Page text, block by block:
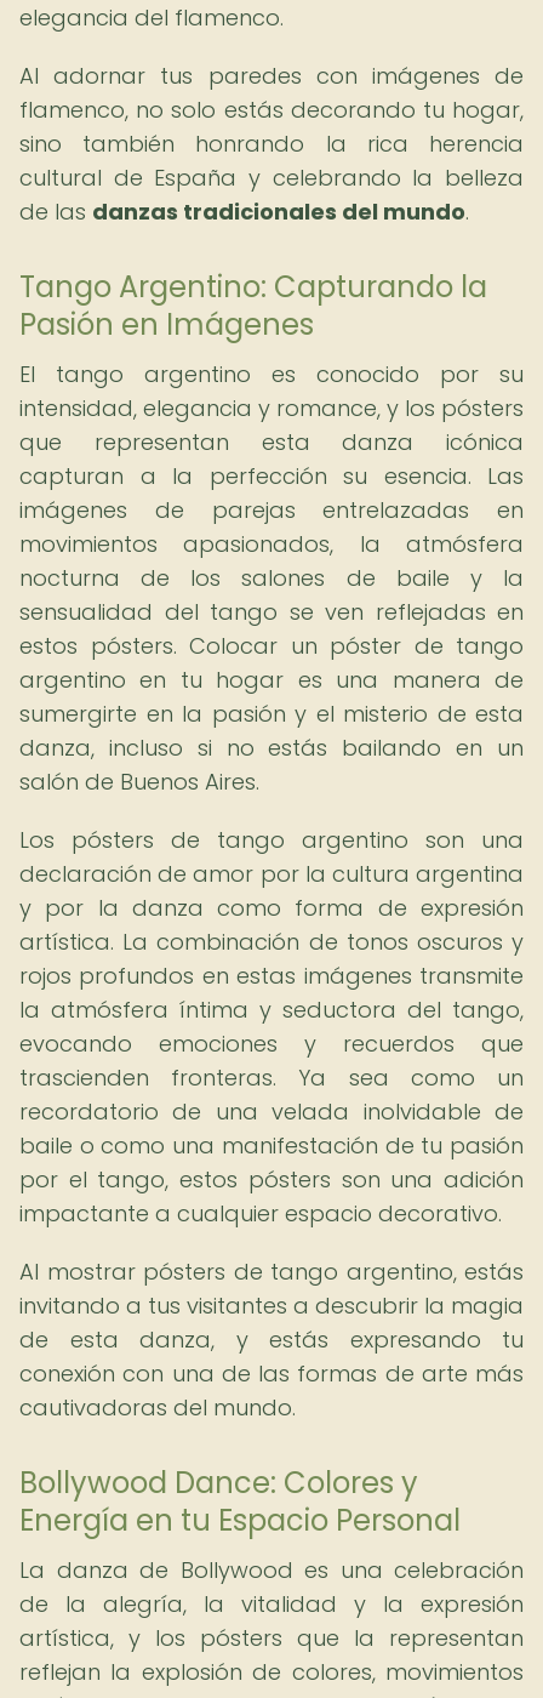
elegancia del flamenco.
Al adornar tus paredes con imágenes de
flamenco, no solo estás decorando tu hogar,
sino también honrando la rica herencia
cultural de España y celebrando la belleza
de las danzas tradicionales del mundo.
Tango Argentino: Capturando la
Pasión en Imágenes
El tango argentino es conocido por su
intensidad, elegancia y romance, y los pósters
que representan esta danza icónica
capturan a la perfección su esencia. Las
imágenes de parejas entrelazadas en
movimientos apasionados, la atmósfera
nocturna de los salones de baile y la
sensualidad del tango se ven reflejadas en
estos pósters. Colocar un póster de tango
argentino en tu hogar es una manera de
sumergirte en la pasión y el misterio de esta
danza, incluso si no estás bailando en un
salón de Buenos Aires.
Los pósters de tango argentino son una
declaración de amor por la cultura argentina
y por la danza como forma de expresión
artística. La combinación de tonos oscuros y
rojos profundos en estas imágenes transmite
la atmósfera íntima y seductora del tango,
evocando emociones y recuerdos que
trascienden fronteras. Ya sea como un
recordatorio de una velada inolvidable de
baile o como una manifestación de tu pasión
por el tango, estos pósters son una adición
impactante a cualquier espacio decorativo.
Al mostrar pósters de tango argentino, estás
invitando a tus visitantes a descubrir la magia
de esta danza, y estás expresando tu
conexión con una de las formas de arte más
cautivadoras del mundo.
Bollywood Dance: Colores y
Energía en tu Espacio Personal
La danza de Bollywood es una celebración
de la alegría, la vitalidad y la expresión
artística, y los pósters que la representan
reflejan la explosión de colores, movimientos